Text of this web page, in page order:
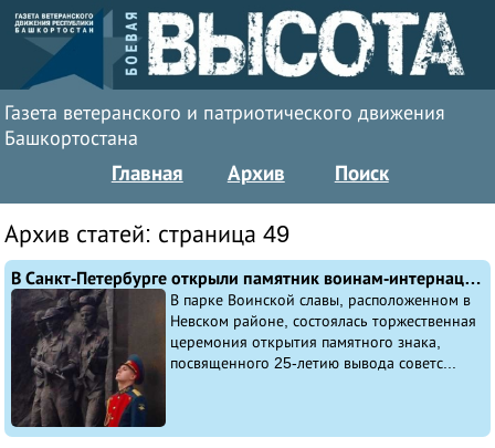
Газета ветеранского и патриотического движения
Башкортостана
Главная Архив Поиск
Архив статей: страница 49
В Санкт-Петербурге открыли памятник воинам-интернационалистам
В парке Воинской славы, расположенном в
Невском районе, состоялась торжественная
церемония открытия памятного знака,
посвященного 25-летию вывода советс...